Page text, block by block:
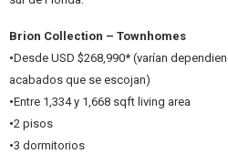
Brion Collection – Townhomes
•Desde USD $268,990* (varían
acabados que se escojan)
•Entre 1,334 y 1,668 sqft living area
•2 pisos
•3 dormitorios